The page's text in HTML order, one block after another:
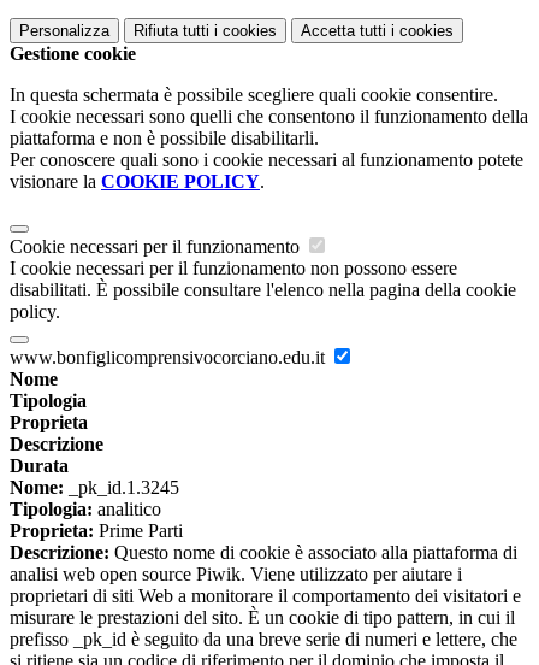
Personalizza Rifiuta tutti i cookies Accetta tutti i cookies
Gestione cookie
In questa schermata è possibile scegliere quali cookie consentire.
I cookie necessari sono quelli che consentono il funzionamento della
piattaforma e non è possibile disabilitarli.
Per conoscere quali sono i cookie necessari al funzionamento potete
visionare la COOKIE POLICY.
Cookie necessari per il funzionamento
I cookie necessari per il funzionamento non possono essere
disabilitati. È possibile consultare l'elenco nella pagina della cookie
policy.
www.bonfiglicomprensivocorciano.edu.it
Nome
Tipologia
Proprieta
Descrizione
Durata
Nome: _pk_id.1.3245
Tipologia: analitico
Proprieta: Prime Parti
Descrizione: Questo nome di cookie è associato alla piattaforma di
analisi web open source Piwik. Viene utilizzato per aiutare i
proprietari di siti Web a monitorare il comportamento dei visitatori e
misurare le prestazioni del sito. È un cookie di tipo pattern, in cui il
prefisso _pk_id è seguito da una breve serie di numeri e lettere, che
si ritiene sia un codice di riferimento per il dominio che imposta il